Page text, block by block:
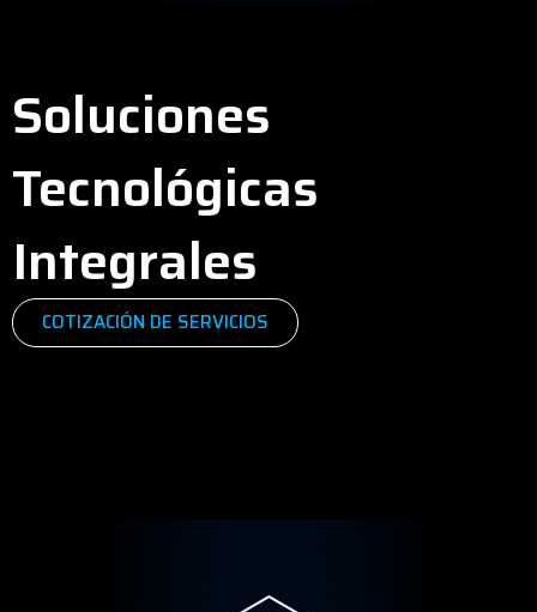
Soluciones
Tecnológicas
Integrales
COTIZACIÓN DE SERVICIOS